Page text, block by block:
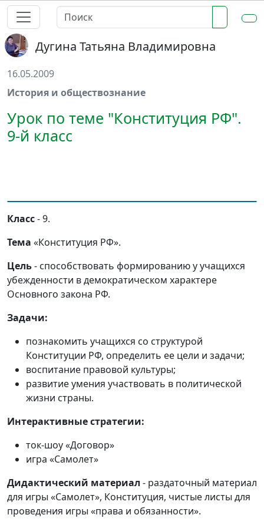
Дугина Татьяна Владимировна
16.05.2009
История и обществознание
Урок по теме "Конституция РФ".
9-й класс
Класс- 9.
Тема «Конституция РФ».
Цель- способствовать формированию у учащихся
убежденности в демократическом характере
Основного закона РФ.
Задачи:
познакомить учащихся со структурой
Конституции РФ, определить ее цели и задачи;
воспитание правовой культуры;
развитие умения участвовать в политической
жизни страны.
Интерактивные стратегии:
ток-шоу «Договор»
игра «Самолет»
Дидактический материал - раздаточный материал
для игры «Самолет», Конституция, чистые листы для
проведения игры «права и обязанности».